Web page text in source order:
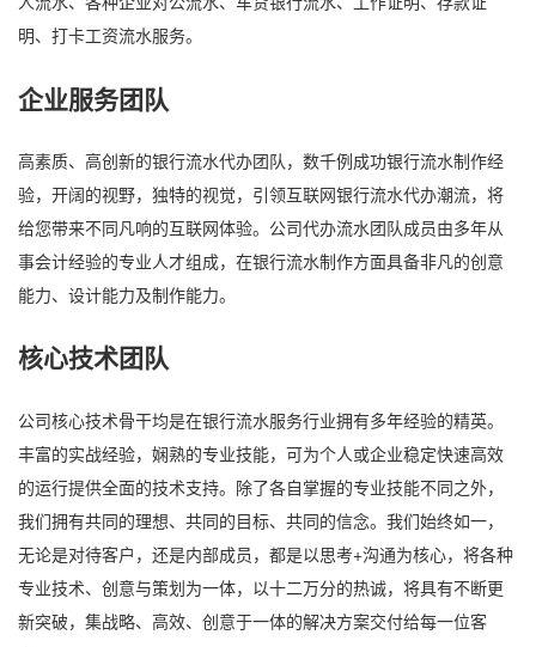
明、打卡工资流水服务。
企业服务团队
高素质、高创新的银行流水代办团队，数千例成功银行流水制作经
验，开阔的视野，独特的视觉，引领互联网银行流水代办潮流，将
给您带来不同凡响的互联网体验。公司代办流水团队成员由多年从
事会计经验的专业人才组成，在银行流水制作方面具备非凡的创意
能力、设计能力及制作能力。
核心技术团队
公司核心技术骨干均是在银行流水服务行业拥有多年经验的精英。
丰富的实战经验，娴熟的专业技能，可为个人或企业稳定快速高效
的运行提供全面的技术支持。除了各自掌握的专业技能不同之外，
我们拥有共同的理想、共同的目标、共同的信念。我们始终如一，
无论是对待客户，还是内部成员，都是以思考+沟通为核心，将各种
专业技术、创意与策划为一体，以十二万分的热诚，将具有不断更
新突破，集战略、高效、创意于一体的解决方案交付给每一位客